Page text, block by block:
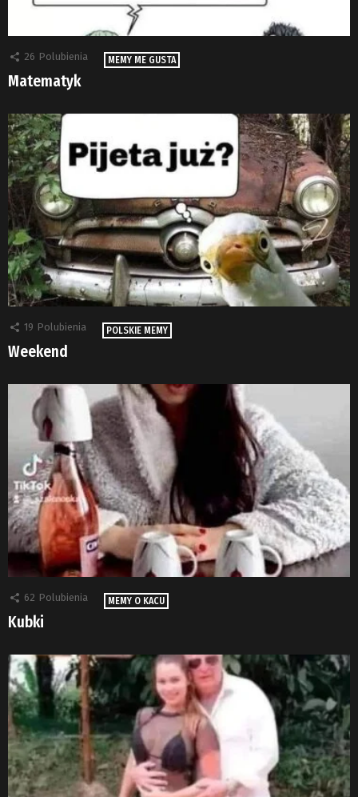
26 Polubienia MEMY ME GUSTA
Matematyk
19 Polubienia POLSKIE MEMY
Weekend
62 Polubienia MEMY O KACU
Kubki